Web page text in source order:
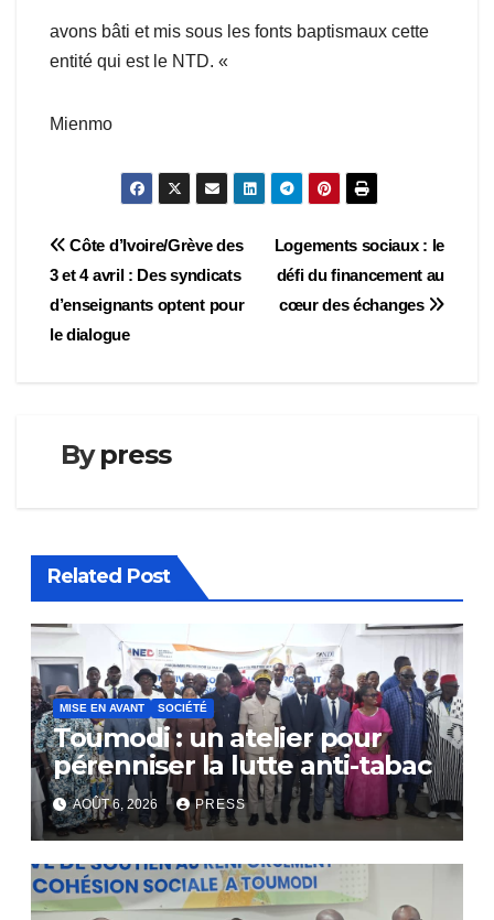
avons bâti et mis sous les fonts baptismaux cette
entité qui est le NTD. «
Mienmo
Navigation
de
l’article
Logements sociaux : le
défi du financement au
cœur des échanges
Côte d’Ivoire/Grève des
3 et 4 avril : Des syndicats
d’enseignants optent pour
le dialogue
Bypress
Related Post
MISE EN AVANT SOCIÉTÉ
Toumodi : un atelier pour
pérenniser la lutte anti-tabac
AOÛT 6, 2026 PRESS